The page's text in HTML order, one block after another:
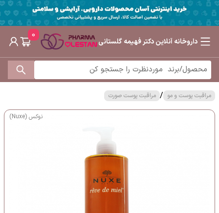
داروخانه آنلاین دکتر فهیمه گلستانی
0
مراقبت پوست و مو / مراقبت پوست صورت
نوکس (Nuxe)